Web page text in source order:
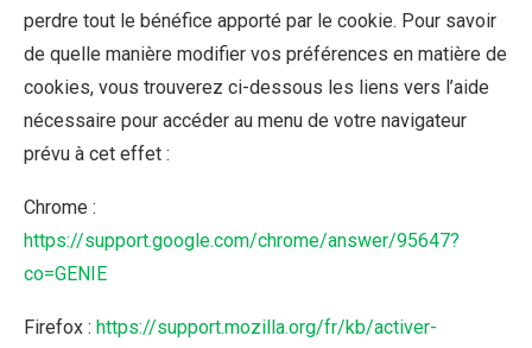
perdre tout le bénéfice apporté par le cookie. Pour savoir
de quelle manière modifier vos préférences en matière de
cookies, vous trouverez ci-dessous les liens vers l’aide
nécessaire pour accéder au menu de votre navigateur
prévu à cet effet :
Chrome :
https://support.google.com/chrome/answer/95647?
co=GENIE
Firefox : https://support.mozilla.org/fr/kb/activer-